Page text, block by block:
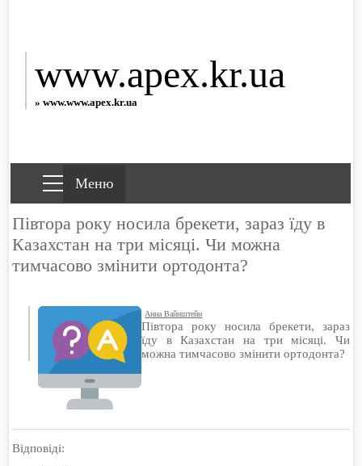
www.apex.kr.ua
» www.www.apex.kr.ua
Півтора року носила брекети, зараз їду в
Казахстан на три місяці. Чи можна
тимчасово змінити ортодонта?
Анна Вайнштейн
Півтора року носила брекети, зараз
їду в Казахстан на три місяці. Чи
можна тимчасово змінити ортодонта?
Відповіді: